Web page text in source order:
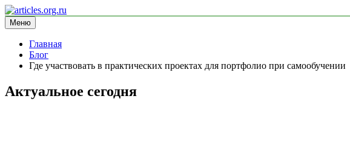
Перейти
к
содержимому
articles.org.ru
информационный сайт
Меню
Главная
Блог
Где участвовать в практических проектах для портфолио при самообучении
Актуальное сегодня